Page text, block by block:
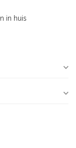
in huis